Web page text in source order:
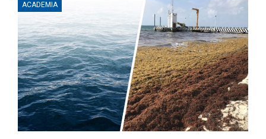
ACADEMIA